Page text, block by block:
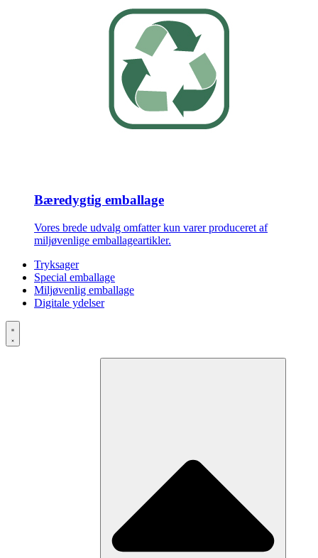
Bæredygtig emballage
Vores brede udvalg omfatter kun varer produceret af
miljøvenlige emballageartikler.
Tryksager
Special emballage
Miljøvenlig emballage
Digitale ydelser